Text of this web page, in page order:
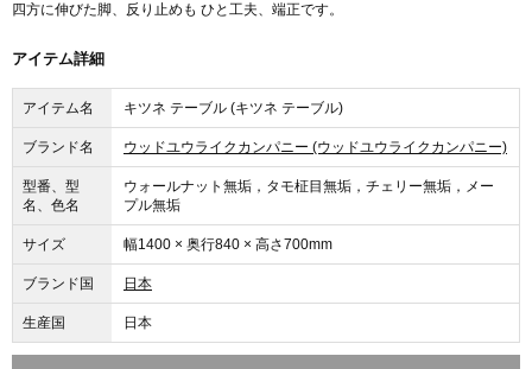
四方に伸びた脚、反り止めも ひと工夫、端正です。
アイテム詳細
アイテム名 キツネ テーブル (キツネ テーブル)
ブランド名 ウッドユウライクカンパニー (ウッドユウライクカンパニー)
型番、型
名、色名
ウォールナット無垢，タモ柾目無垢，チェリー無垢，メー
プル無垢
サイズ 幅1400 × 奥行840 × 高さ700mm
ブランド国 日本
生産国 日本